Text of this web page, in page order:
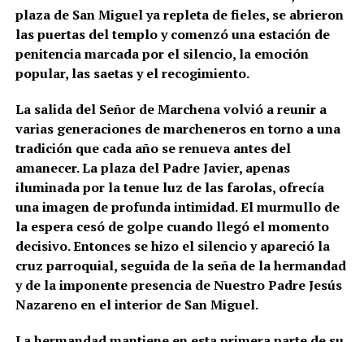
plaza de San Miguel ya repleta de fieles, se abrieron
las puertas del templo y comenzó una estación de
penitencia marcada por el silencio, la emoción
popular, las saetas y el recogimiento.
La salida del Señor de Marchena volvió a reunir a
varias generaciones de marcheneros en torno a una
tradición que cada año se renueva antes del
amanecer. La plaza del Padre Javier, apenas
iluminada por la tenue luz de las farolas, ofrecía
una imagen de profunda intimidad. El murmullo de
la espera cesó de golpe cuando llegó el momento
decisivo. Entonces se hizo el silencio y apareció la
cruz parroquial, seguida de la seña de la hermandad
y de la imponente presencia de Nuestro Padre Jesús
Nazareno en el interior de San Miguel.